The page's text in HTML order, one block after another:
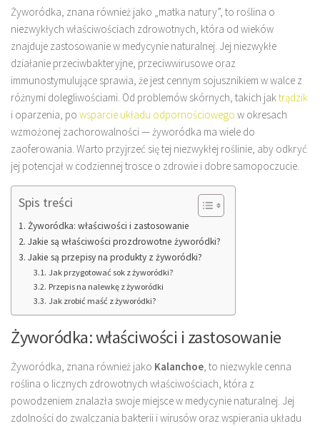
Żyworódka, znana również jako „matka natury”, to roślina o
niezwykłych właściwościach zdrowotnych, która od wieków
znajduje zastosowanie w medycynie naturalnej. Jej niezwykłe
działanie przeciwbakteryjne, przeciwwirusowe oraz
immunostymulujące sprawia, że jest cennym sojusznikiem w walce z
różnymi dolegliwościami. Od problemów skórnych, takich jaktrądzik
i oparzenia, po wsparcie układu odpornościowego w okresach
wzmożonej zachorowalności — żyworódka ma wiele do
zaoferowania. Warto przyjrzeć się tej niezwykłej roślinie, aby odkryć
jej potencjał w codziennej trosce o zdrowie i dobre samopoczucie.
Spis treści
Żyworódka: właściwości i zastosowanie
Jakie są właściwości prozdrowotne żyworódki?
Jakie są przepisy na produkty z żyworódki?
Jak przygotować sok z żyworódki?
Przepis na nalewkę z żyworódki
Jak zrobić maść z żyworódki?
Żyworódka: właściwości i zastosowanie
Żyworódka, znana również jako Kalanchoe, to niezwykle cenna
roślina o licznych zdrowotnych właściwościach, która z
powodzeniem znalazła swoje miejsce w medycynie naturalnej. Jej
zdolności do zwalczania bakterii i wirusów oraz wspierania układu